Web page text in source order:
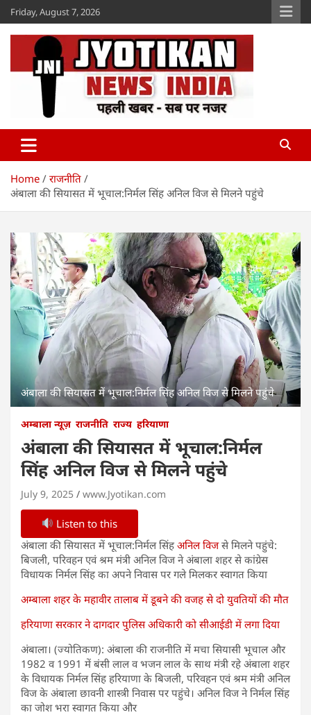
Skip
to
content
Friday, August 7, 2026
Jyotikan
Home
राजनीति
अंबाला की सियासत में भूचाल:निर्मल सिंह अनिल विज से मिलने पहुंचे
अंबाला की सियासत में भूचाल:निर्मल सिंह अनिल विज से मिलने पहुंचे
अम्बाला न्यूज़ राजनीति राज्य हरियाणा
अंबाला की सियासत में भूचाल:निर्मल
सिंह अनिल विज से मिलने पहुंचे
July 9, 2025 www.Jyotikan.com
Listen to this
अंबाला की सियासत में भूचाल:निर्मल सिंह अनिल विजसे मिलने पहुंचे:
बिजली, परिवहन एवं श्रम मंत्री अनिल विज ने अंबाला शहर से कांग्रेस
विधायक निर्मल सिंह का अपने निवास पर गले मिलकर स्वागत किया
अम्बाला शहर के महावीर तालाब में डूबने की वजह से दो युवतियों की मौत
हरियाणा सरकार ने दागदार पुलिस अधिकारी को सीआईडी में लगा दिया
अंबाला। (ज्योतिकण): अंबाला की राजनीति में मचा सियासी भूचाल और
1982 व 1991 में बंसी लाल व भजन लाल के साथ मंत्री रहे अंबाला शहर
के विधायक निर्मल सिंह हरियाणा के बिजली, परिवहन एवं श्रम मंत्री अनिल
विज के अंबाला छावनी शास्त्री निवास पर पहुंचे। अनिल विज ने निर्मल सिंह
का जोश भरा स्वागत किया और